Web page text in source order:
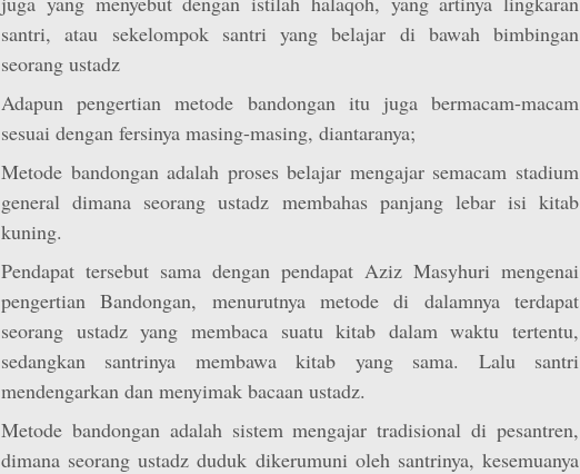
santri, atau sekelompok santri yang belajar di bawah bimbingan
seorang ustadz
Adapun pengertian metode bandongan itu juga bermacam-macam
sesuai dengan fersinya masing-masing, diantaranya;
Metode bandongan adalah proses belajar mengajar semacam stadium
general dimana seorang ustadz membahas panjang lebar isi kitab
kuning.
Pendapat tersebut sama dengan pendapat Aziz Masyhuri mengenai
pengertian Bandongan, menurutnya metode di dalamnya terdapat
seorang ustadz yang membaca suatu kitab dalam waktu tertentu,
sedangkan santrinya membawa kitab yang sama. Lalu santri
mendengarkan dan menyimak bacaan ustadz.
Metode bandongan adalah sistem mengajar tradisional di pesantren,
dimana seorang ustadz duduk dikerumuni oleh santrinya, kesemuanya